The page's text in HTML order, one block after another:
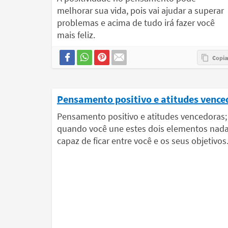
melhorar sua vida, pois vai ajudar a superar
problemas e acima de tudo irá fazer você
mais feliz.
Pensamento positivo e atitudes
Pensamento positivo e atitudes vencedoras;
quando você une estes dois elementos
capaz de ficar entre você e os seus objetivos.